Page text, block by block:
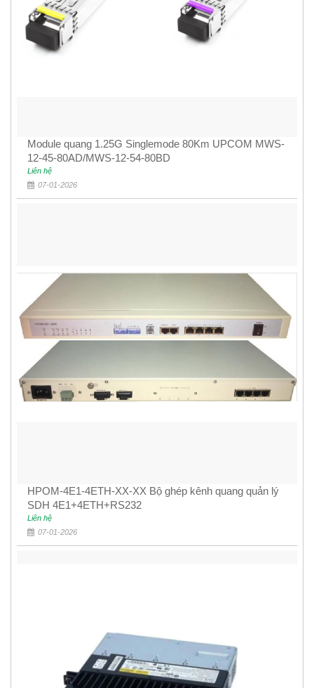
Module quang 1.25G Singlemode 80Km UPCOM MWS-
12-45-80AD/MWS-12-54-80BD
Liên hệ
07-01-2026
HPOM-4E1-4ETH-XX-XX Bộ ghép kênh quang quản lý
SDH 4E1+4ETH+RS232
Liên hệ
07-01-2026